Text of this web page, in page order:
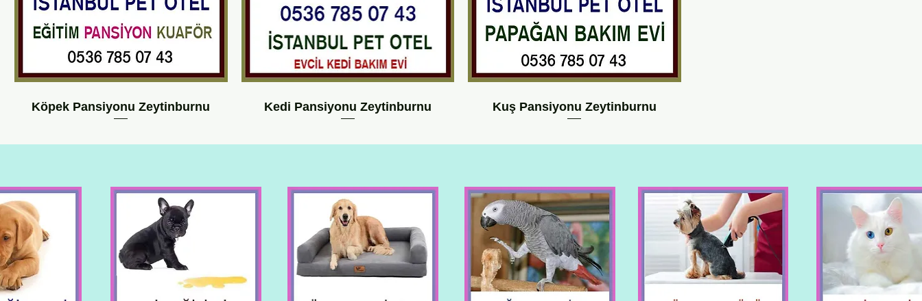
Köpek Pansiyonu Zeytinburnu Kedi Pansiyonu Zeytinburnu Kuş Pansiyonu Zeytinburnu